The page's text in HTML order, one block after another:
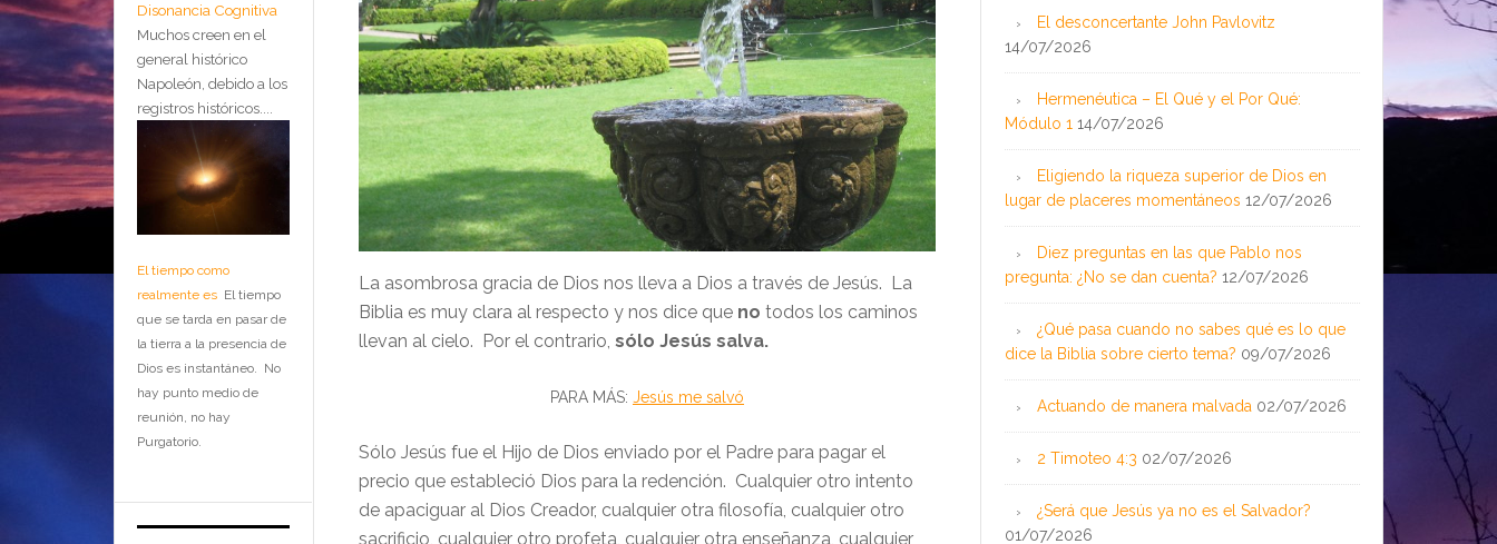
La asombrosa gracia de Dios nos lleva a Dios a través de Jesús. La
Biblia es muy clara al respecto y nos dice que no todos los caminos
llevan al cielo. Por el contrario, sólo Jesús salva.
PARA MÁS: Jesús me salvó
Sólo Jesús fue el Hijo de Dios enviado por el Padre para pagar el
precio que estableció Dios para la redención. Cualquier otro intento
de apaciguar al Dios Creador, cualquier otra filosofía, cualquier otro
sacrificio, cualquier otro profeta, cualquier otra enseñanza, cualquier
El desconcertante John Pavlovitz
14/07/2026
Hermenéutica – El Qué y el Por Qué:
Módulo 1 14/07/2026
Eligiendo la riqueza superior de Dios en
lugar de placeres momentáneos 12/07/2026
Diez preguntas en las que Pablo nos
pregunta: ¿No se dan cuenta? 12/07/2026
¿Qué pasa cuando no sabes qué es lo que
dice la Biblia sobre cierto tema? 09/07/2026
Actuando de manera malvada 02/07/2026
2 Timoteo 4:3 02/07/2026
¿Será que Jesús ya no es el Salvador?
01/07/2026
Disonancia Cognitiva
Muchos creen en el
general histórico
Napoleón, debido a los
registros históricos....
El tiempo como
realmente es El tiempo
que se tarda en pasar de
la tierra a la presencia de
Dios es instantáneo. No
hay punto medio de
reunión, no hay
Purgatorio.